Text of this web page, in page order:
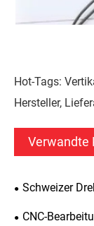
Hot-Tags:
Hersteller,
Verwandte
Schweizer
CNC-